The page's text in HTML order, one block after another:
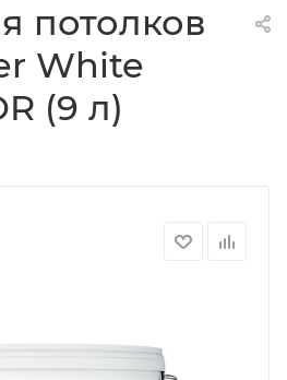
потолков
White
(9 л)